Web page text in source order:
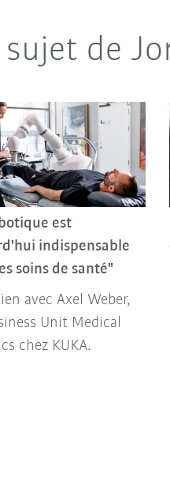
de
est
indispensable
soins de santé"
avec Axel Weber,
Unit Medical
chez KUKA.